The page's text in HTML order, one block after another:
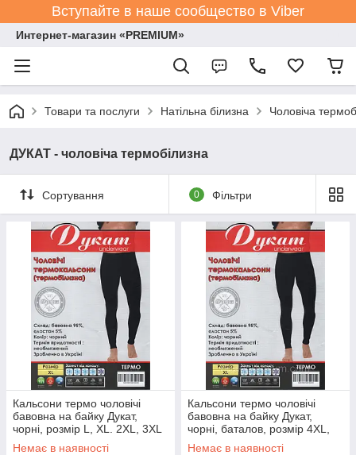
Вступайте в наше сообщество в Viber
Интернет-магазин «PREMIUM»
Товари та послуги Натільна білизна Чоловіча
ДУКАТ - чоловіча термобілизна
Сортування 0 Фільтри
Кальсони термо чоловічі
бавовна на байку Дукат,
чорні, розмір L, XL. 2XL, 3XL
Немає в наявності
Кальсони термо чоловічі
бавовна на байку Дукат,
чорні, баталов, розмір 4XL,
5XL
Немає в наявності